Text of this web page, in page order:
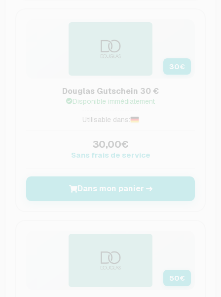
30€
Douglas Gutschein 30 €
Disponible immédiatement
Utilisable dans:
30,00€
Sans frais de service
Dans mon panier
50€